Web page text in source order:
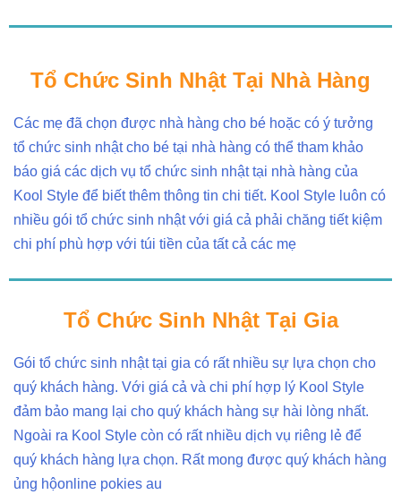
Tổ Chức Sinh Nhật Tại Nhà Hàng
Các mẹ đã chọn được nhà hàng cho bé hoặc có ý tưởng
tổ chức sinh nhật cho bé tại nhà hàng có thể tham khảo
báo giá các dịch vụ tổ chức sinh nhật tại nhà hàng của
Kool Style để biết thêm thông tin chi tiết. Kool Style luôn có
nhiều gói tổ chức sinh nhật với giá cả phải chăng tiết kiệm
chi phí phù hợp với túi tiền của tất cả các mẹ
Tổ Chức Sinh Nhật Tại Gia
Gói tổ chức sinh nhật tại gia có rất nhiều sự lựa chọn cho
quý khách hàng. Với giá cả và chi phí hợp lý Kool Style
đảm bảo mang lại cho quý khách hàng sự hài lòng nhất.
Ngoài ra Kool Style còn có rất nhiều dịch vụ riêng lẻ để
quý khách hàng lựa chọn. Rất mong được quý khách hàng
ủng hộonline pokies au